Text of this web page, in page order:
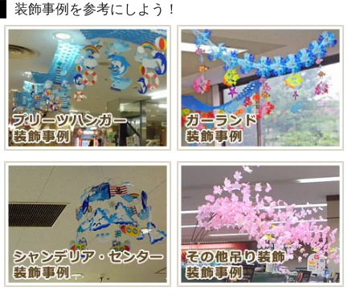
装飾事例を参考にしよう！